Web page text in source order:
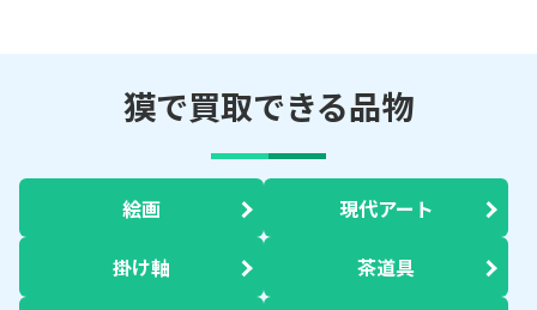
獏で買取できる品物
絵画 現代アート
掛け軸 茶道具